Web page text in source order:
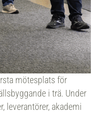
mötesplats för
i trä. Under
leverantörer, akademi